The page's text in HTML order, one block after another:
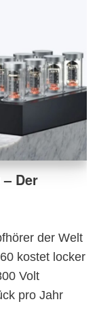
Der
der Welt
kostet locker
Volt
pro Jahr